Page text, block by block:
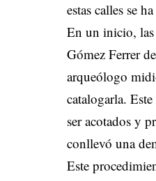
estas calles se
En un inicio, las
Gómez Ferrer
arqueólogo
catalogarla.
ser acotados y
conllevó una
Este